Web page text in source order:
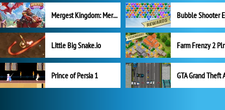
Mergest Kingdom: Merge Puzzle
Little Big Snake.io
Prince of Persia 1 GTA Grand Theft